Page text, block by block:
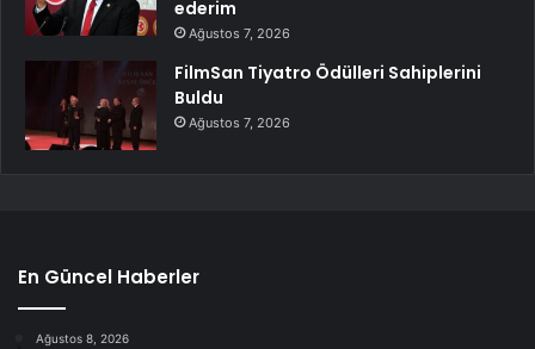
ederim
Ağustos 7, 2026
FilmSan Tiyatro Ödülleri Sahiplerini
Buldu
Ağustos 7, 2026
En Güncel Haberler
Ağustos 8, 2026